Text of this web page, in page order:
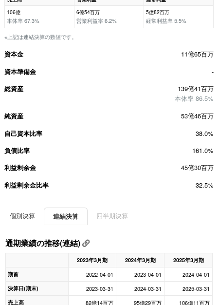
106億
本体率 67.3%
6億54百万
営業利益率 6.2%
5億82百万
経常利益率 5.5%
※上記は連結決算の数値です。
資本金
11億65百万
資本準備金
-
総資産
139億41百万
本体率 86.5%
純資産
53億46百万
自己資本比率
38.0%
負債比率
161.0%
利益剰余金
45億30百万
利益剰余金比率
32.5%
個別決算 連結決算 四半期決算
通期業績の推移(連結)
2023年3月期 2024年3月期
2025年3月期
期首
2022-04-01 2023-04-01 2024-04-01
決算日(期末) 2023-03-31 2024-03-31 2025-03-31
売上高 82億14百万 95億29百万 106億11百万